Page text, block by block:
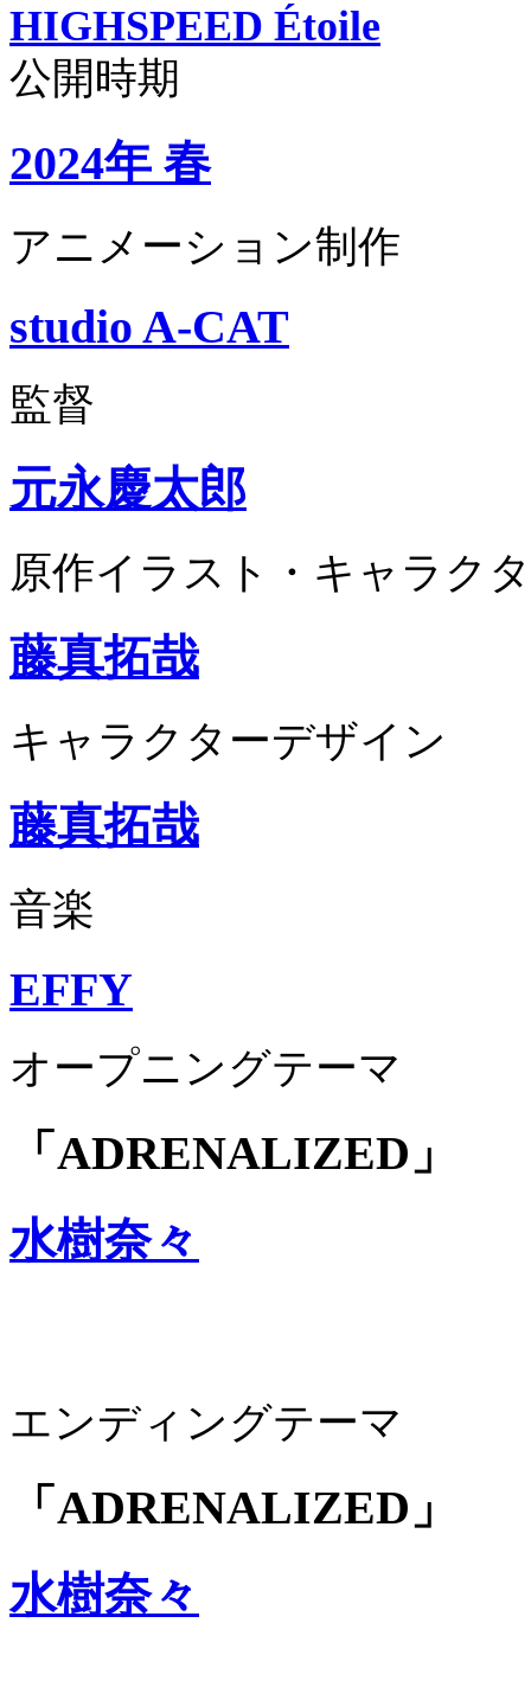
HIGHSPEED Étoile
公開時期
2024年 春
アニメーション制作
studio A-CAT
監督
元永慶太郎
原作イラスト・キャラク
藤真拓哉
キャラクターデザイン
藤真拓哉
音楽
EFFY
オープニングテーマ
「ADRENALIZED」
水樹奈々
エンディングテーマ
「ADRENALIZED」
水樹奈々